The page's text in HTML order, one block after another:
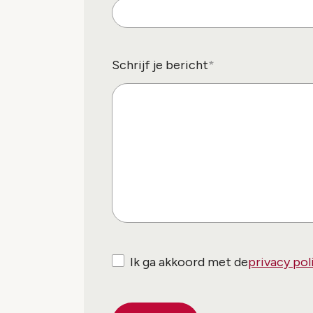
Schrijf je bericht
Ik ga akkoord met deprivacy